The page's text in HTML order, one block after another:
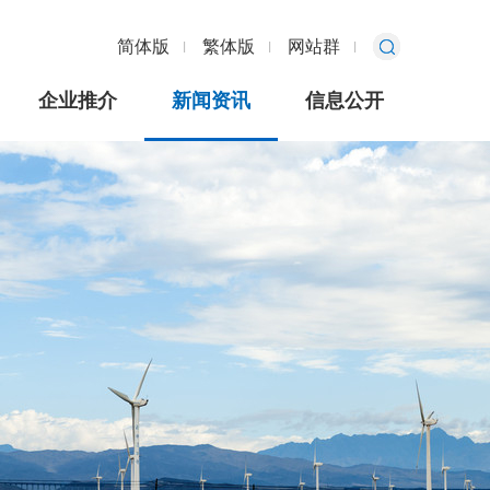
简体版 繁体版 网站群
企业推介 新闻资讯 信息公开